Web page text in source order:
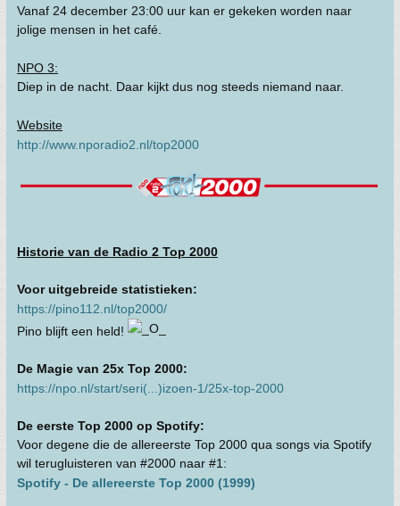
Vanaf 24 december 23:00 uur kan er gekeken worden naar
jolige mensen in het café.
NPO 3:
Diep in de nacht. Daar kijkt dus nog steeds niemand naar.
Website
http://www.nporadio2.nl/top2000
Historie van de Radio 2 Top 2000
Voor uitgebreide statistieken:
https://pino112.nl/top2000/
Pino blijft een held!
De Magie van 25x Top 2000:
https://npo.nl/start/seri(...)izoen-1/25x-top-2000
De eerste Top 2000 op Spotify:
Voor degene die de allereerste Top 2000 qua songs via Spotify
wil terugluisteren van #2000 naar #1:
Spotify - De allereerste Top 2000 (1999)